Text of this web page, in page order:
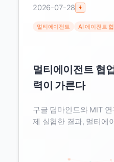
2026-07-28
멀티에이전트 AI 에이전트
멀티에이전트 협
력이 가른다
구글 딥마인드와 MIT
제 실험한 결과, 멀티에
를 더 붙여도 개선이 사